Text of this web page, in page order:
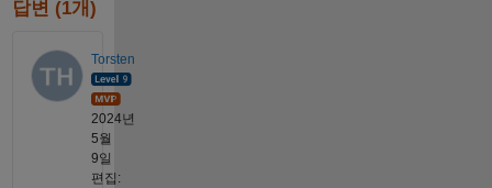
답변 (1개)
Torsten
2024년
5월
9일
편집: